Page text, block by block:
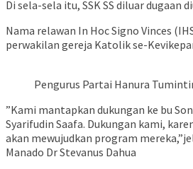
Di sela-sela itu, SSK SS diluar dugaan
Nama relawan In Hoc Signo Vinces
perwakilan gereja Katolik se-
Pengurus Partai Hanura
”Kami mantapkan dukungan ke bu
Syarifudin Saafa. Dukungan kami,
akan mewujudkan program
Manado Dr Stevanus Dahua